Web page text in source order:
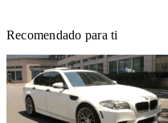
Recomendado para ti